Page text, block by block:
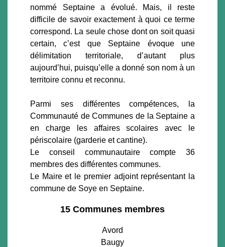
nommé Septaine a évolué. Mais, il reste
difficile de savoir exactement à quoi ce terme
correspond. La seule chose dont on soit quasi
certain, c’est que Septaine évoque une
délimitation territoriale, d’autant plus
aujourd’hui, puisqu’elle a donné son nom à un
territoire connu et reconnu.
Parmi ses différentes compétences, la
Communauté de Communes de la Septaine a
en charge les affaires scolaires avec le
périscolaire (garderie et cantine).
Le conseil communautaire compte 36
membres des différentes communes.
Le Maire et le premier adjoint représentant la
commune de Soye en Septaine.
15 Communes membres
Avord
Baugy